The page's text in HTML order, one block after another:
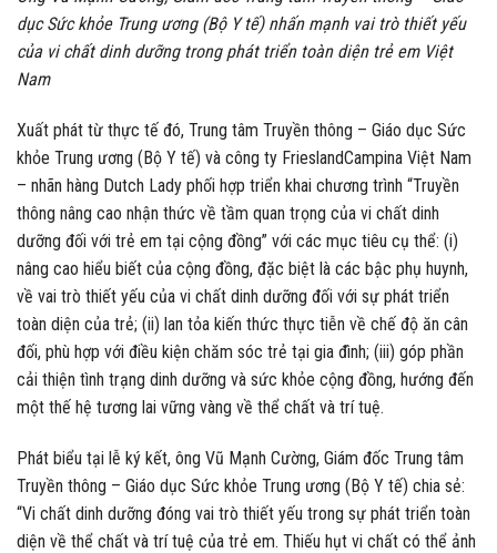
dục Sức khỏe Trung ương (Bộ Y tế) nhấn mạnh vai trò thiết yếu
của vi chất dinh dưỡng trong phát triển toàn diện trẻ em Việt
Nam
Xuất phát từ thực tế đó, Trung tâm Truyền thông – Giáo dục Sức
khỏe Trung ương (Bộ Y tế) và công ty FrieslandCampina Việt Nam
– nhãn hàng Dutch Lady phối hợp triển khai chương trình “Truyền
thông nâng cao nhận thức về tầm quan trọng của vi chất dinh
dưỡng đối với trẻ em tại cộng đồng” với các mục tiêu cụ thể: (i)
nâng cao hiểu biết của cộng đồng, đặc biệt là các bậc phụ huynh,
về vai trò thiết yếu của vi chất dinh dưỡng đối với sự phát triển
toàn diện của trẻ; (ii) lan tỏa kiến thức thực tiễn về chế độ ăn cân
đối, phù hợp với điều kiện chăm sóc trẻ tại gia đình; (iii) góp phần
cải thiện tình trạng dinh dưỡng và sức khỏe cộng đồng, hướng đến
một thế hệ tương lai vững vàng về thể chất và trí tuệ.
Phát biểu tại lễ ký kết, ông Vũ Mạnh Cường, Giám đốc Trung tâm
Truyền thông – Giáo dục Sức khỏe Trung ương (Bộ Y tế) chia sẻ:
“Vi chất dinh dưỡng đóng vai trò thiết yếu trong sự phát triển toàn
diện về thể chất và trí tuệ của trẻ em. Thiếu hụt vi chất có thể ảnh